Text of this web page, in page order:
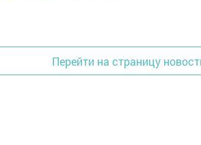
Перейти на страницу